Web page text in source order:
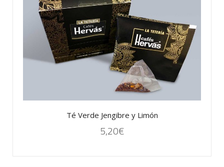
Té Verde Jengibre y Limón
5,20€